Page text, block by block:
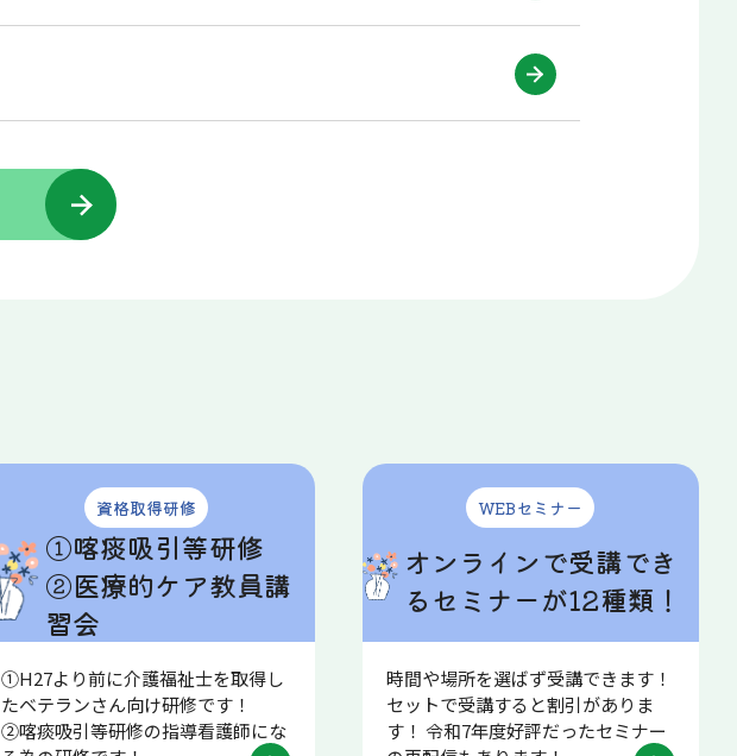
資格取得研修
①喀痰吸引等研修
②医療的ケア教員講
習会
①H27より前に介護福祉士を取得し
たベテランさん向け研修です！
②喀痰吸引等研修の指導看護師にな
WEBセミナー
オンラインで受講でき
るセミナーが12種類！
時間や場所を選ばず受講できます！
セットで受講すると割引がありま
す！ 令和7年度好評だったセミナー